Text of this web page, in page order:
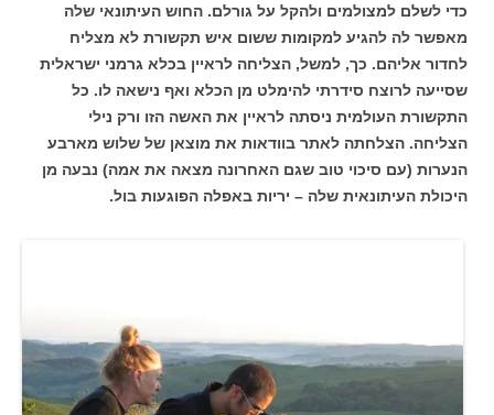
כדי לשלם למצולמים ולהקל על גורלם. החוש העיתונאי שלה
מאפשר לה להגיע למקומות ששום איש תקשורת לא מצליח
לחדור אליהם. כך, למשל, הצליחה לראיין בכלא גרמני ישראלית
שסייעה לרוצח סידרתי להימלט מן הכלא ואף נישאה לו. כל
התקשורת העולמית ניסתה לראיין את האשה הזו ורק נילי
הצליחה. הצלחתה לאתר בוודאות את מוצאן של שלוש מארבע
הנערות (עם סיכוי טוב שגם האחרונה מצאה את אמה) נבעה מן
היכולת העיתונאית שלה – יריות באפלה הפוגעות בול.